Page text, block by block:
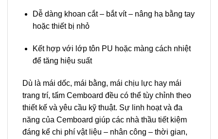
Dễ dàng khoan cắt – bắt vít – nâng hạ bằng tay
hoặc thiết bị nhỏ
Kết hợp với lớp tôn PU hoặc màng cách nhiệt
để tăng hiệu suất
Dù là mái dốc, mái bằng, mái chịu lực hay mái
trang trí, tấm Cemboard đều có thể tùy chỉnh theo
thiết kế và yêu cầu kỹ thuật. Sự linh hoạt và đa
năng của Cemboard giúp các nhà thầu tiết kiệm
đáng kể chi phí vật liệu – nhân công – thời gian,